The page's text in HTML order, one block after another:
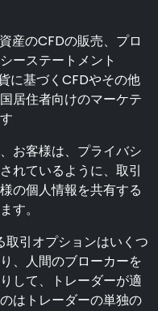
産のCFDの販売、プロ
ーステートメント
に基づくCFDやその他
居住者向けのマーケテ
お客様は、プライバシ
れているように、取引
の個人情報を共有する
す。
取引オプションはいくつ
、人間のブローカーを
して、トレーダーが適
はトレーダーの単独の